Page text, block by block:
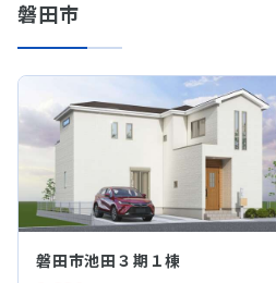
磐田市
磐田市池田３期１棟